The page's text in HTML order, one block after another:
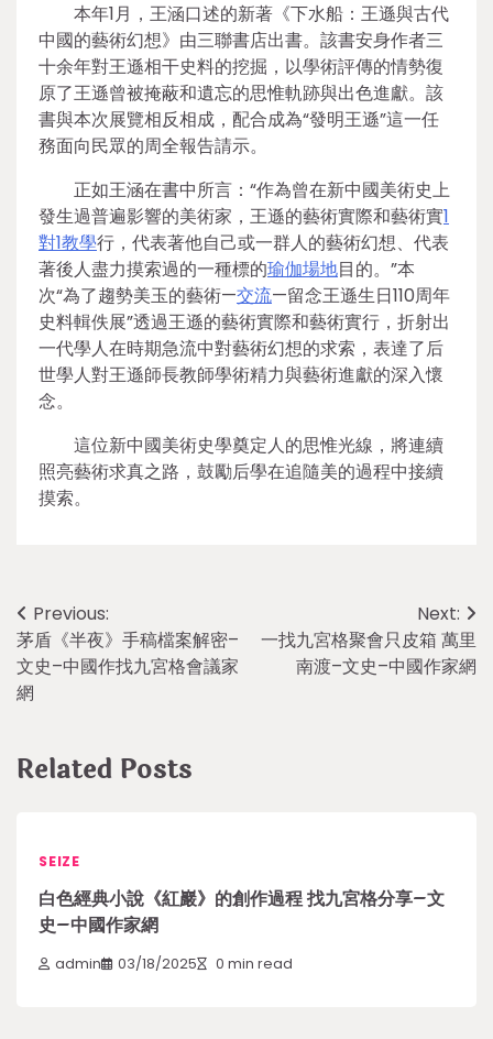
本年1月，王涵口述的新著《下水船：王遜與古代
中國的藝術幻想》由三聯書店出書。該書安身作者三
十余年對王遜相干史料的挖掘，以學術評傳的情勢復
原了王遜曾被掩蔽和遺忘的思惟軌跡與出色進獻。該
書與本次展覽相反相成，配合成為“發明王遜”這一任
務面向民眾的周全報告請示。
正如王涵在書中所言：“作為曾在新中國美術史上
發生過普遍影響的美術家，王遜的藝術實際和藝術實1
對1教學行，代表著他自己或一群人的藝術幻想、代表
著後人盡力摸索過的一種標的瑜伽場地目的。”本
次“為了趨勢美玉的藝術—交流—留念王遜生日110周年
史料輯佚展”透過王遜的藝術實際和藝術實行，折射出
一代學人在時期急流中對藝術幻想的求索，表達了后
世學人對王遜師長教師學術精力與藝術進獻的深入懷
念。
這位新中國美術史學奠定人的思惟光線，將連續
照亮藝術求真之路，鼓勵后學在追隨美的過程中接續
摸索。
Post
navigation
Previous:
茅盾《半夜》手稿檔案解密–
文史–中國作找九宮格會議家
網
Next:
一找九宮格聚會只皮箱 萬里
南渡–文史–中國作家網
Related Posts
SEIZE
白色經典小說《紅巖》的創作過程 找九宮格分享–文
史–中國作家網
admin 03/18/2025 0 min read